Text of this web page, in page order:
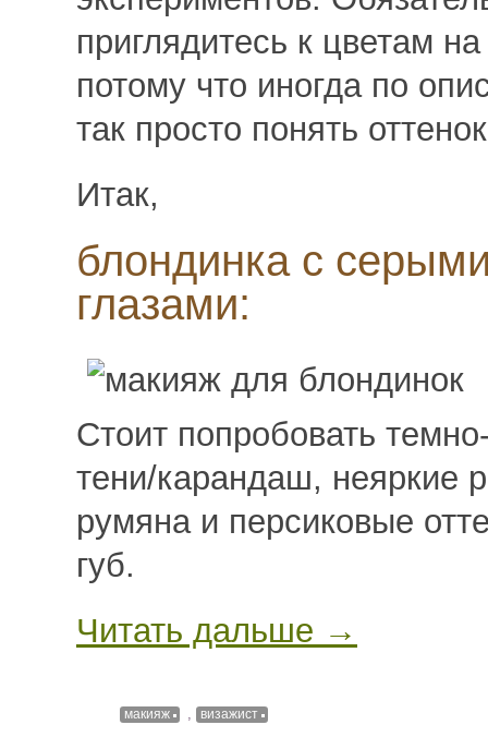
приглядитесь к цветам
потому что иногда по
так просто понять
Итак,
блондинка с
глазами:
Стоит попробовать
тени/карандаш, неяркие
румяна и персиковые
губ.
Читать дальше →
макияж , визажист